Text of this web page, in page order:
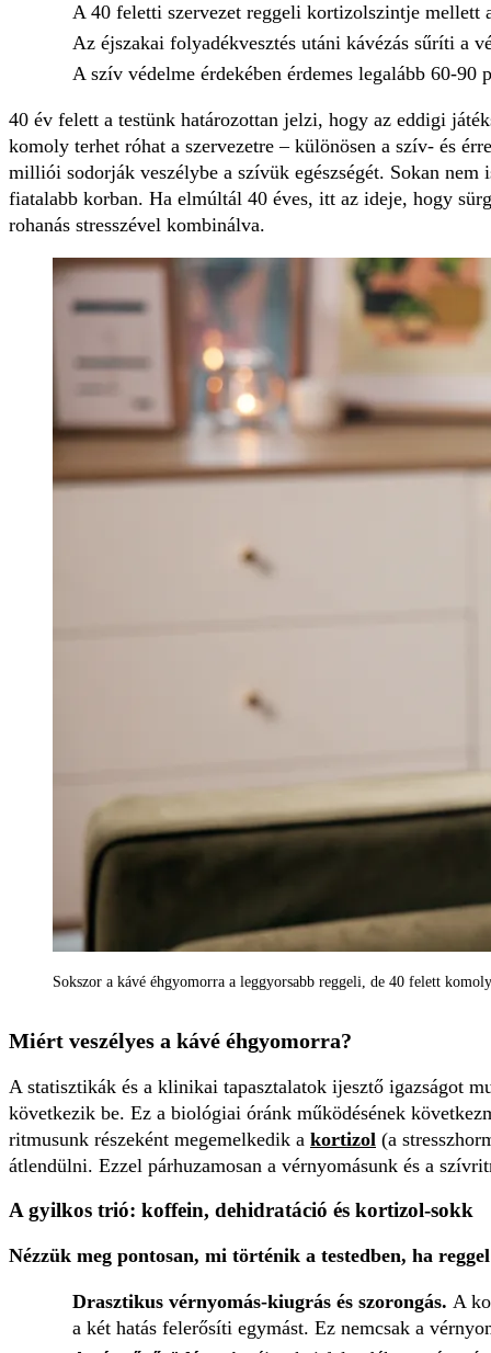
A 40 feletti szervezet reggeli kortizolszintje mellett
Az éjszakai folyadékvesztés utáni kávézás sűríti a
A szív védelme érdekében érdemes legalább 60-
40 év felett a testünk határozottan jelzi, hogy az eddigi
komoly terhet róhat a szervezetre – különösen a szív- és
milliói sodorják veszélybe a szívük egészségét. Sokan
fiatalabb korban. Ha elmúltál 40 éves, itt az ideje, hogy
rohanás stresszével kombinálva.
Sokszor a kávé éhgyomorra a leggyorsabb reggeli, de 40 felett
Miért veszélyes a kávé éhgyomorra?
A statisztikák és a klinikai tapasztalatok ijesztő igazságot
következik be. Ez a biológiai óránk működésének
ritmusunk részeként megemelkedik a kortizol (a
átlendülni. Ezzel párhuzamosan a vérnyomásunk és a
A gyilkos trió: koffein, dehidratáció és kortizol-sokk
Nézzük meg pontosan, mi történik a testedben, ha
Drasztikus vérnyomás-kiugrás és szorongás. A
a két hatás felerősíti egymást. Ez nemcsak a